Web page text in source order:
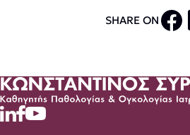
SHARE ON